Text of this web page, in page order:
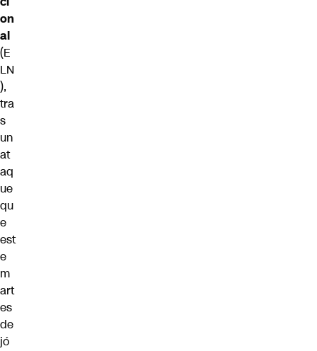
on
al
(E
LN
),
tra
s
un
at
aq
ue
qu
e
est
e
m
art
es
de
jó